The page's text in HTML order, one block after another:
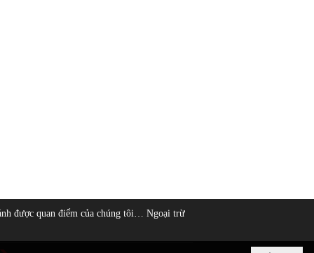
được quan điểm của chúng tôi… Ngoại trừ